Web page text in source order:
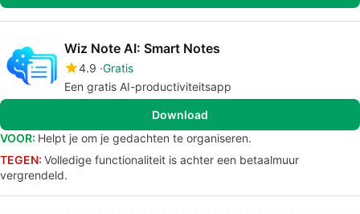
Wiz Note AI: Smart Notes
4.9 Gratis
Een gratis AI-productiviteitsapp
Download
VOOR: Helpt je om je gedachten te organiseren.
TEGEN: Volledige functionaliteit is achter een betaalmuur
vergrendeld.